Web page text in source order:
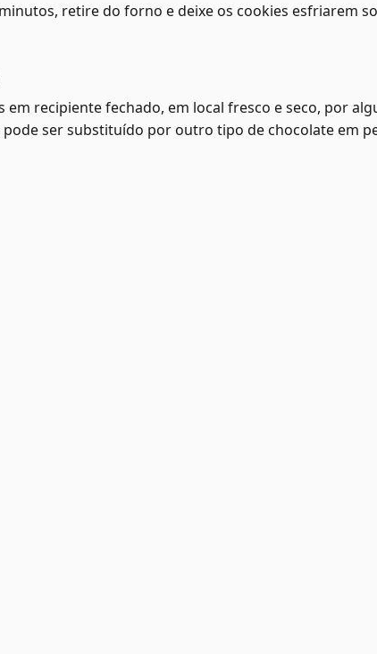
retire do forno e deixe os cookies esfriarem
em recipiente fechado, em local fresco e seco, por
ser substituído por outro tipo de chocolate em